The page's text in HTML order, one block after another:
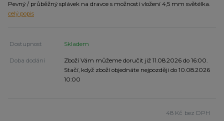
Pevný / průběžný splávek na dravce s možností vložení 4,5 mm světélka.
celý popis
Dostupnost Skladem
Doba dodání
Zboží Vám můžeme doručit již 11.08.2026 do 16:00.
Stačí, když zboží objednáte nejpozději do 10.08.2026
10:00
48 Kč bez DPH